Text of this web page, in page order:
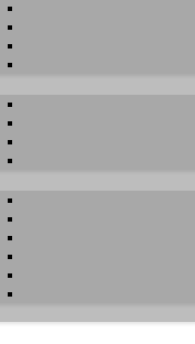
Sie
Produkten
Produkt aus,
Dateien